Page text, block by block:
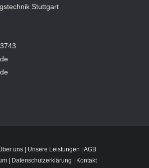
Stuttgart
uns Unsere Leistungen
AGB
| Datenschutzerklärung Kontakt